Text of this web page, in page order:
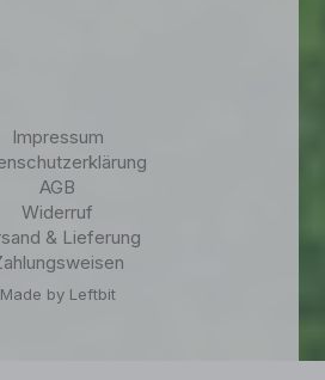
Impressum
AGB
Widerruf
& Lieferung
Made by Leftbit